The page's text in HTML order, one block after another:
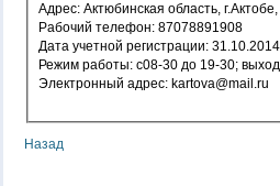
Адрес: Актюбинская область,
Рабочий телефон: 87078891908
Дата учетной
Режим работы: с08-30 до 19-
Электронный адрес: kartova@mail.ru
Назад